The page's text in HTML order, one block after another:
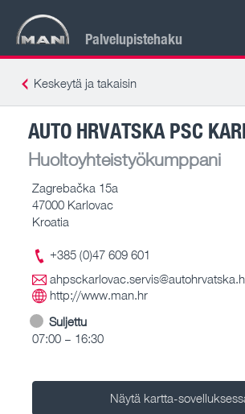
Palvelupistehaku
Keskeytä ja takaisin
AUTO HRVATSKA PSC
Huoltoyhteistyökumppani
Zagrebačka 15a
47000 Karlovac
Kroatia
+385 (0)47 609 601
http://www.man.hr
Suljettu
07:00 – 16:30
Näytä kartta-